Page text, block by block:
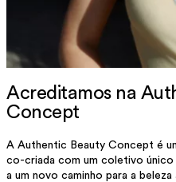
Acreditamos na
Concept
A Authentic Beauty Concept é
co-criada com um coletivo
a um novo caminho para a